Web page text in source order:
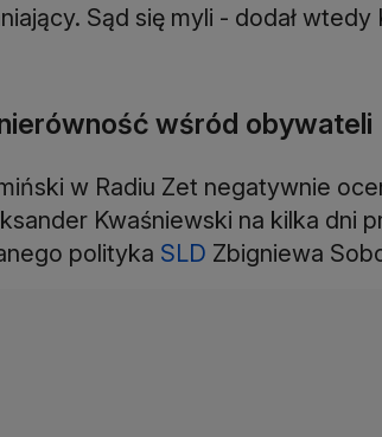
Sąd się myli - dodał
wśród obywateli
w Radiu Zet negatywnie
Kwaśniewski na kilka dni
polityka SLD Zbigniewa